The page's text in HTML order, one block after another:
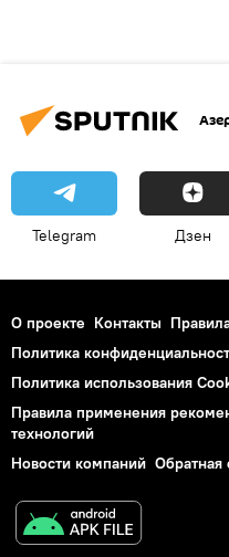
Telegram Дзен
О проекте Контакты
Политика
Политика использования
Правила применения
технологий
Новости компаний Обратная